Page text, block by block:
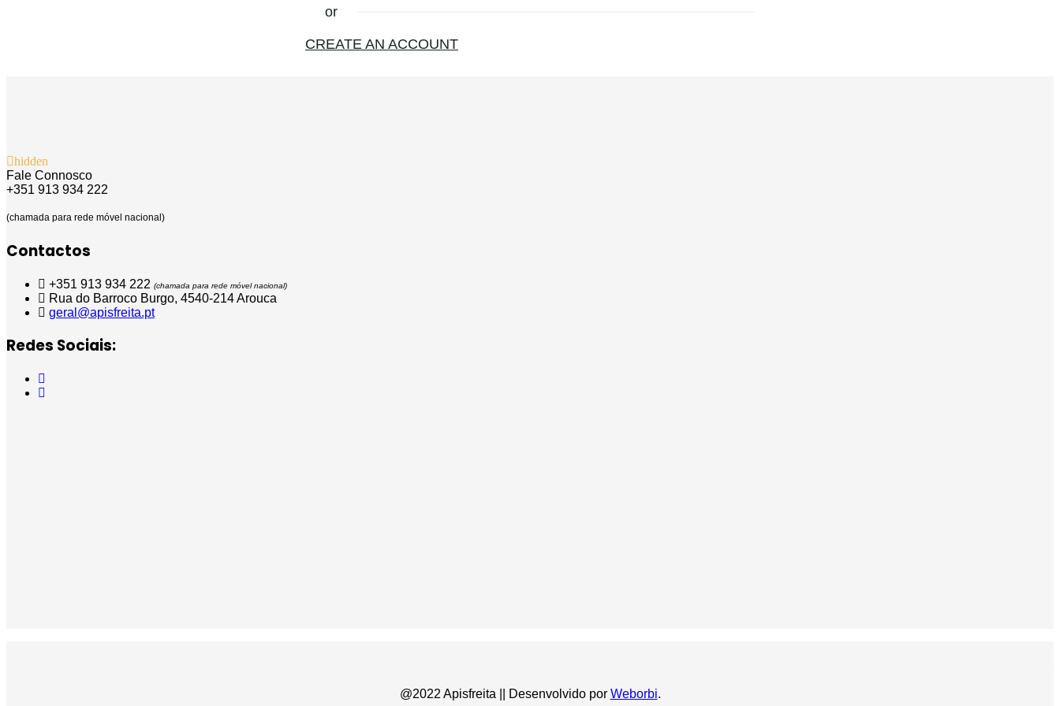
or
CREATE AN ACCOUNT
hidden
Fale Connosco
+351 913 934 222
(chamada para rede móvel nacional)
Contactos
+351 913 934 222 (chamada para rede móvel nacional)
Rua do Barroco Burgo, 4540-214 Arouca
geral@apisfreita.pt
Redes Sociais:
@2022 Apisfreita || Desenvolvido por Weborbi.